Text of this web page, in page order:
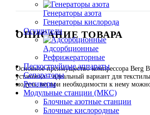
Генераторы азота
Генераторы кислорода
Осушители
Адсорбционные
Рефрижераторные
Пескоструйные аппараты
Сепараторы
Ресиверы
Модульные станции (МКС)
Блочные азотные станции
Блочные кислородные
ОПИСАНИЕ ТОВАРА
Основное преимущество компрессора Berg
установка – идеальный вариант для
модуль, но при необходимости к нему